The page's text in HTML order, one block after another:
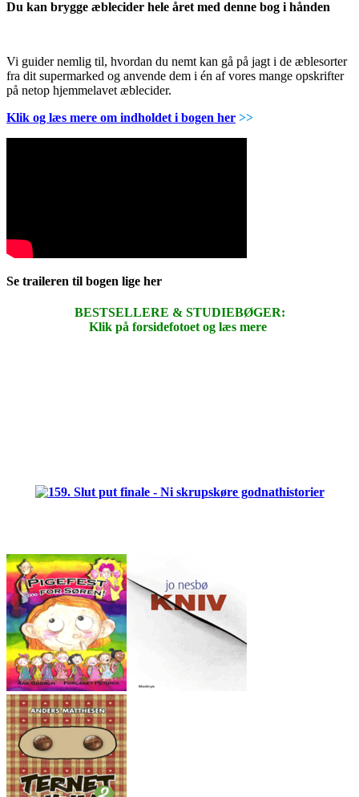
Du kan brygge æblecider hele året med denne bog i hånden
Vi guider nemlig til, hvordan du nemt kan gå på jagt i de æblesorter
fra dit supermarked og anvende dem i én af vores mange opskrifter
på netop hjemmelavet æblecider.
Klik og læs mere om indholdet i bogen her >>
Se traileren til bogen lige her
BESTSELLERE & STUDIEBØGER:
Klik på forsidefotoet og læs mere